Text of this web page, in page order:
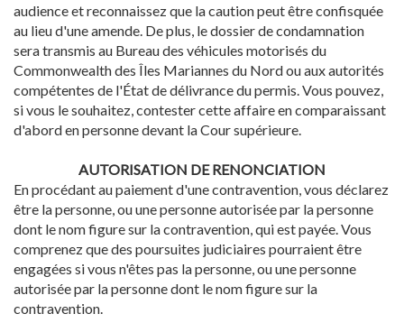
audience et reconnaissez que la caution peut être confisquée
au lieu d'une amende. De plus, le dossier de condamnation
sera transmis au Bureau des véhicules motorisés du
Commonwealth des Îles Mariannes du Nord ou aux autorités
compétentes de l'État de délivrance du permis. Vous pouvez,
si vous le souhaitez, contester cette affaire en comparaissant
d'abord en personne devant la Cour supérieure.
AUTORISATION DE RENONCIATION
En procédant au paiement d'une contravention, vous déclarez
être la personne, ou une personne autorisée par la personne
dont le nom figure sur la contravention, qui est payée. Vous
comprenez que des poursuites judiciaires pourraient être
engagées si vous n'êtes pas la personne, ou une personne
autorisée par la personne dont le nom figure sur la
contravention.